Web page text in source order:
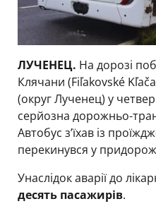
ЛУЧЕНЕЦ. На дорозі
Клячани (Fiľakovské
(округ Лученец) у
серйозна дорожньо-
Автобус з’їхав із
перекинувся у
Унаслідок аварії до
десять пасажирів.